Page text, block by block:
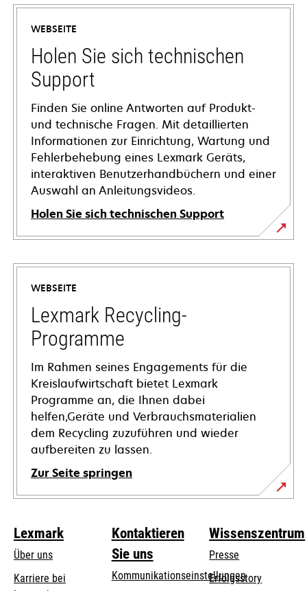
WEBSEITE
Holen Sie sich technischen
Support
Finden Sie online Antworten auf Produkt-
und technische Fragen. Mit detaillierten
Informationen zur Einrichtung, Wartung und
Fehlerbehebung eines Lexmark Geräts,
interaktiven Benutzerhandbüchern und einer
Auswahl an Anleitungsvideos.
Holen Sie sich technischen Support
wird
in
neuen
Registerkarte
geöffnet
WEBSEITE
Lexmark Recycling-
Programme
Im Rahmen seines Engagements für die
Kreislaufwirtschaft bietet Lexmark
Programme an, die Ihnen dabei
helfen,Geräte und Verbrauchsmaterialien
dem Recycling zuzuführen und wieder
aufbereiten zu lassen.
Zur Seite springen
Lexmark
Über uns
Karriere bei
Kontaktieren
Sie uns
Kommunikationseinstellungen
Wissenszentrum
Presse
Erfolgsstory